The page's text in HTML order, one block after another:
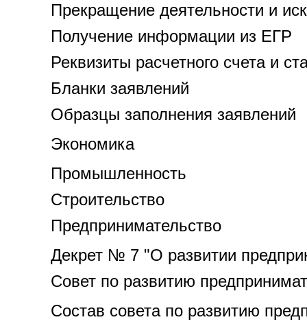
Прекращение деятельности и
Получение информации из ЕГР
Реквизиты расчетного счета и
Бланки заявлений
Образцы заполнения заявлений
Экономика
Промышленность
Строительство
Предпринимательство
Декрет № 7 "О развитии
Совет по развитию
Состав совета по развитию